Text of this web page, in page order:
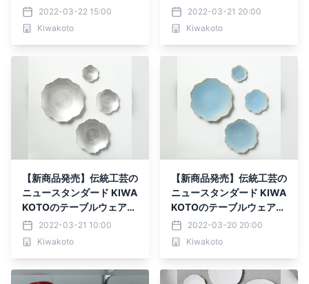
示・オーダー会のご案内
2022-03-22 15:00
Kiwakoto
示・オーダー会のご案内
2022-03-21 20:00
Kiwakoto
【新商品発売】伝統工芸の
ニュースタンダード KIWA
KOTOのテーブルウェア
【光】2022-03-21 10:00
Kiwakoto
【新商品発売】伝統工芸の
ニュースタンダード KIWA
KOTOのテーブルウェア
【空】2022-03-20 20:00
Kiwakoto